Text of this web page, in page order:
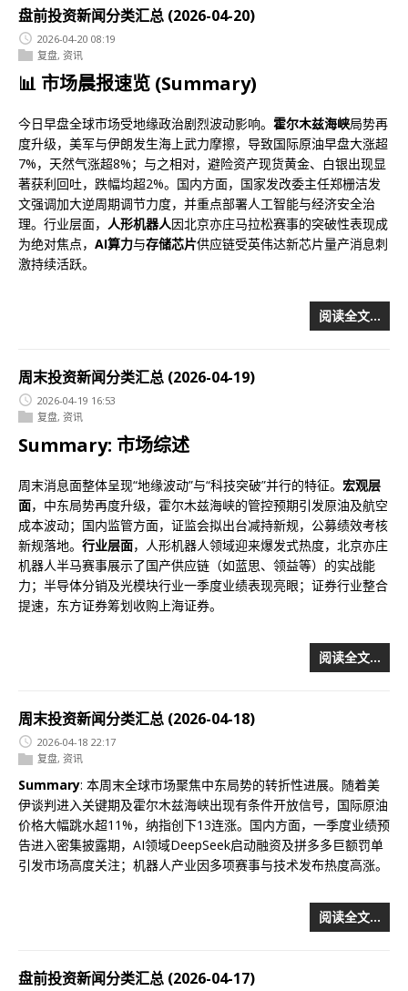
盘前投资新闻分类汇总 (2026-04-20)
2026-04-20 08:19
复盘, 资讯
📊 市场晨报速览 (Summary)
今日早盘全球市场受地缘政治剧烈波动影响。 霍尔木兹海峡局势再
度升级，美军与伊朗发生海上武力摩擦，导致国际原油早盘大涨超
7%，天然气涨超8%；与之相对，避险资产现货黄金、白银出现显
著获利回吐，跌幅均超2%。国内方面，国家发改委主任郑栅洁发
文强调加大逆周期调节力度，并重点部署人工智能与经济安全治
理。行业层面， 人形机器人因北京亦庄马拉松赛事的突破性表现成
为绝对焦点， AI算力与存储芯片供应链受英伟达新芯片量产消息刺
激持续活跃。
阅读全文…
周末投资新闻分类汇总 (2026-04-19)
2026-04-19 16:53
复盘, 资讯
Summary: 市场综述
周末消息面整体呈现“地缘波动”与“科技突破”并行的特征。 宏观层
面，中东局势再度升级，霍尔木兹海峡的管控预期引发原油及航空
成本波动；国内监管方面，证监会拟出台减持新规，公募绩效考核
新规落地。 行业层面，人形机器人领域迎来爆发式热度，北京亦庄
机器人半马赛事展示了国产供应链（如蓝思、领益等）的实战能
力；半导体分销及光模块行业一季度业绩表现亮眼；证券行业整合
提速，东方证券筹划收购上海证券。
阅读全文…
周末投资新闻分类汇总 (2026-04-18)
2026-04-18 22:17
复盘, 资讯
Summary: 本周末全球市场聚焦中东局势的转折性进展。随着美
伊谈判进入关键期及霍尔木兹海峡出现有条件开放信号，国际原油
价格大幅跳水超11%，纳指创下13连涨。国内方面，一季度业绩预
告进入密集披露期，AI领域DeepSeek启动融资及拼多多巨额罚单
引发市场高度关注；机器人产业因多项赛事与技术发布热度高涨。
阅读全文…
盘前投资新闻分类汇总 (2026-04-17)